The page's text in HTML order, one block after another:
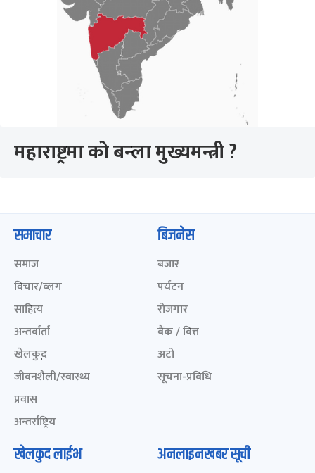
महाराष्ट्रमा को बन्ला मुख्यमन्त्री ?
समाचार
समाज
विचार/ब्लग
साहित्य
अन्तर्वार्ता
खेलकुद़़
जीवनशैली/स्वास्थ्य
प्रवास
अन्तर्राष्ट्रिय
बिजनेस
बजार
पर्यटन
रोजगार
बैंक / वित्त
अटो
सूचना-प्रविधि
खेलकुद लाईभ अनलाइनखबर सूची